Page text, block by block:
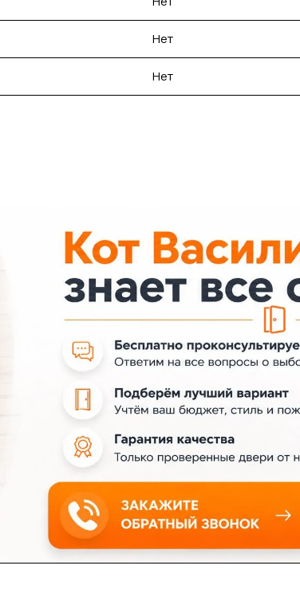
Нет
Нет